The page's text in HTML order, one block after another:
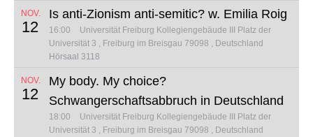
NOV.
12
Is anti-Zionism anti-semitic? w. Emilia Roig
16:00 Universität Freiburg Kollegiengebäude III Platz der
Universität 3
Freiburg im Breisgau 79098
Deutschland
Hörsaal 3118
NOV.
12
My body. My choice?
Schwangerschaftsabbruch in Deutschland
18:00 Universität Freiburg Kollegiengebäude III Platz der
Universität 3
Freiburg im Breisgau 79098
Deutschland